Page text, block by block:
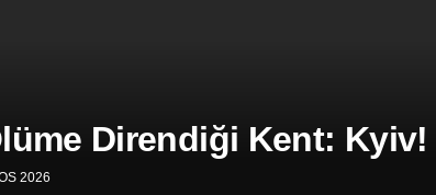
Direndiği Kent: Kyiv!
2026